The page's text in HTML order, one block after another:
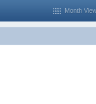
Month